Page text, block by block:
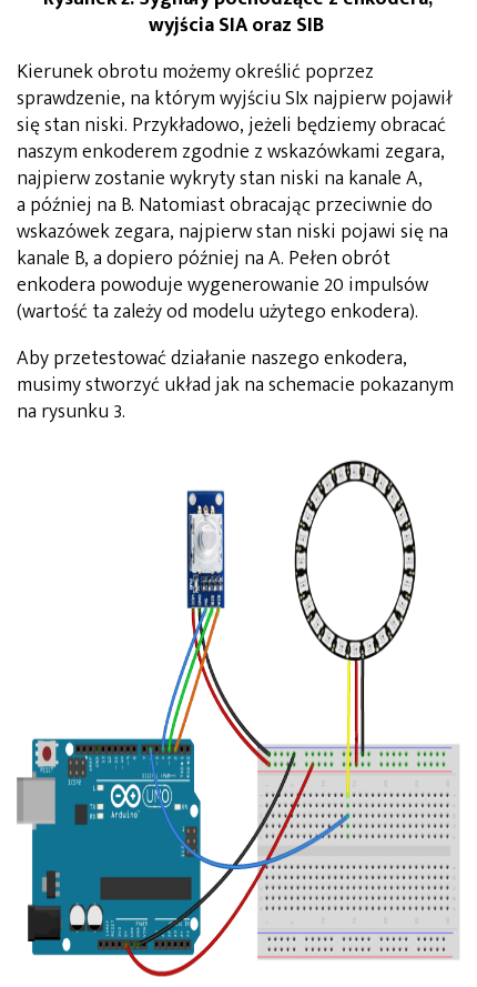
wyjścia SIA oraz SIB
Kierunek obrotu możemy określić poprzez
sprawdzenie, na którym wyjściu SIx najpierw pojawił
się stan niski. Przykładowo, jeżeli będziemy obracać
naszym enkoderem zgodnie z wskazówkami zegara,
najpierw zostanie wykryty stan niski na kanale A,
a później na B. Natomiast obracając przeciwnie do
wskazówek zegara, najpierw stan niski pojawi się na
kanale B, a dopiero później na A. Pełen obrót
enkodera powoduje wygenerowanie 20 impulsów
(wartość ta zależy od modelu użytego enkodera).
Aby przetestować działanie naszego enkodera,
musimy stworzyć układ jak na schemacie pokazanym
na rysunku 3.